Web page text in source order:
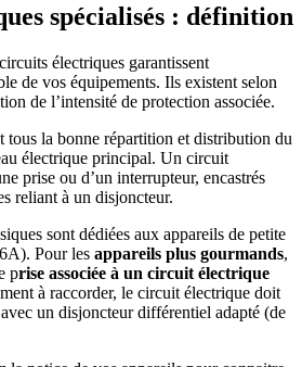
spécialisés : définition
électriques garantissent
de vos équipements. Ils existent selon
de l’intensité de protection associée.
tous la bonne répartition et distribution du
électrique principal. Un circuit
prise ou d’un interrupteur, encastrés
reliant à un disjoncteur.
sont dédiées aux appareils de petite
Pour les appareils plus gourmands,
prise associée à un circuit électrique
à raccorder, le circuit électrique doit
un disjoncteur différentiel adapté (de